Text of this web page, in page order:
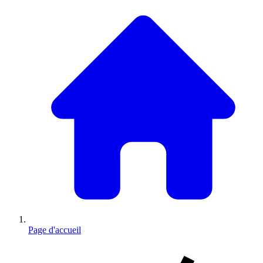
Page d'accueil